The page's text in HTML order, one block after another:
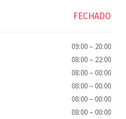
FECHADO
09:00– 20:00
08:00– 22:00
08:00– 00:00
08:00– 00:00
08:00– 00:00
08:00– 00:00